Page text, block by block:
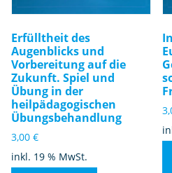
Erfülltheit des
Augenblicks und
Vorbereitung auf die
Zukunft. Spiel und
Übung in der
heilpädagogischen
Übungsbehandlung
3,00 €
inkl. 19 % MwSt.